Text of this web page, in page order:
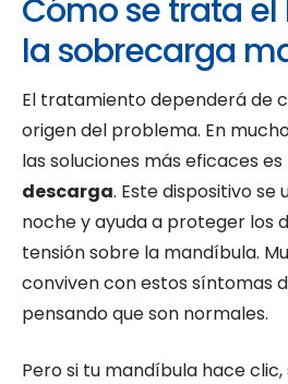
Cómo se trata
la sobrecarga
El tratamiento dependerá de
origen del problema. En
las soluciones más eficaces es
descarga. Este dispositivo se
noche y ayuda a proteger los
tensión sobre la mandíbula.
conviven con estos síntomas
pensando que son normales.
Pero si tu mandíbula hace clic,